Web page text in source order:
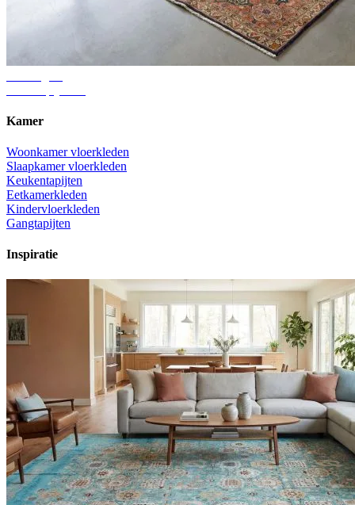
Kamer
Woonkamer vloerkleden
Slaapkamer vloerkleden
Keukentapijten
Eetkamerkleden
Kindervloerkleden
Gangtapijten
Inspiratie